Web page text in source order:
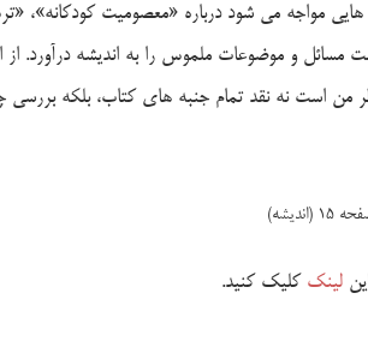
مواجه می شود درباره «معصومیت کودکانه»،
و موضوعات ملموس را به اندیشه درآورد. از
من است نه نقد تمام جنبه های کتاب، بلکه بررسی
(اندیشه)
لینک کلیک کنید.